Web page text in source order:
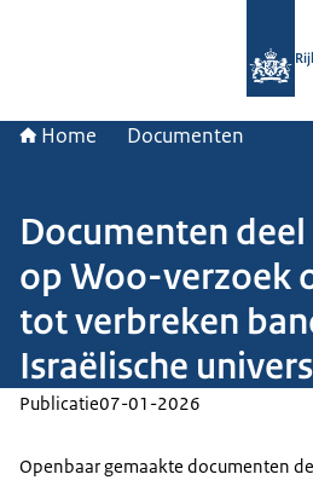
Home Documenten
Documenten
op Woo-verzoek
tot verbreken
Israëlische
Publicatie07-01-2026
Openbaar gemaakte documenten